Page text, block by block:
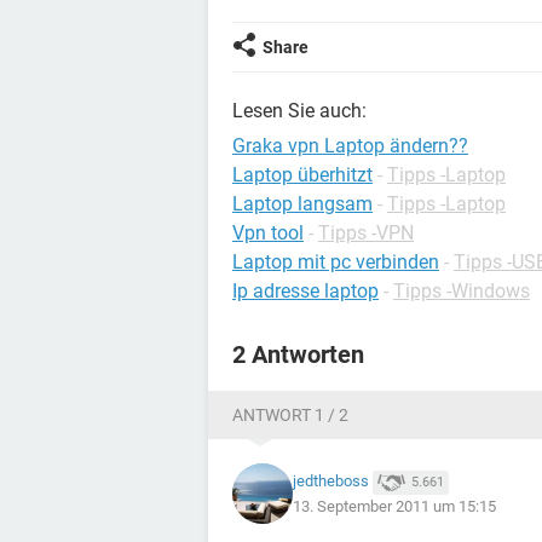
Share
Lesen Sie auch:
Graka vpn Laptop ändern??
Laptop überhitzt - Tipps -Laptop
Laptop langsam - Tipps -Laptop
Vpn tool - Tipps -VPN
Laptop mit pc verbinden - Tipps -
Ip adresse laptop - Tipps -Windows
2 Antworten
ANTWORT 1 / 2
jedtheboss 5.661
13. September 2011 um 15:15